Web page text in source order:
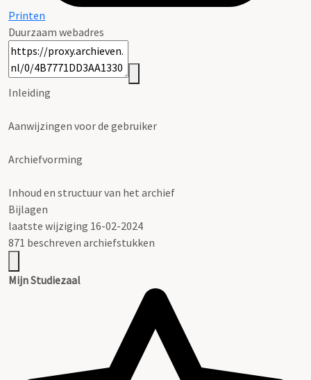
Printen
Duurzaam webadres
Inleiding
Aanwijzingen voor de gebruiker
Archiefvorming
Inhoud en structuur van het archief
Bijlagen
laatste wijziging 16-02-2024
871 beschreven archiefstukken
Mijn Studiezaal